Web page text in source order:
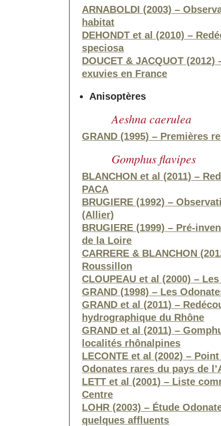
ARNABOLDI (2003) –
habitat
DEHONDT et al (2010) –
speciosa
DOUCET & JACQUOT
exuvies en France
Anisoptères
Aeshna caerulea
GRAND (1995) – Premières
Gomphus flavipes
BLANCHON et al (2011) –
PACA
BRUGIERE (1992) –
(Allier)
BRUGIERE (1999) – Pré-
de la Loire
CARRERE & BLANCHON
Roussillon
CLOUPEAU et al (2000) –
GRAND (1998) – Les
GRAND et al (2011) –
hydrographique du Rhône
GRAND et al (2011) –
localités rhônalpines
LECONTE et al (2002) –
Odonates rares du pays de
LETT et al (2001) – Liste
Centre
LOHR (2003) – Étude
quelques affluents